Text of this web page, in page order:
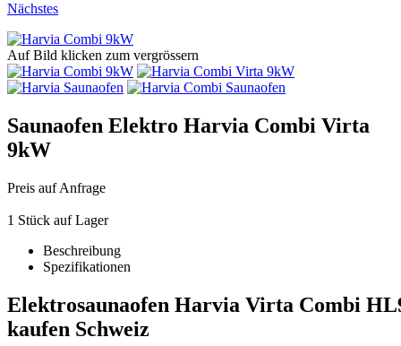
Nächstes
Auf Bild klicken zum vergrössern
Saunaofen Elektro Harvia Combi Virta
9kW
Preis auf Anfrage
1 Stück auf Lager
Beschreibung
Spezifikationen
Elektrosaunaofen Harvia Virta Combi
kaufen Schweiz